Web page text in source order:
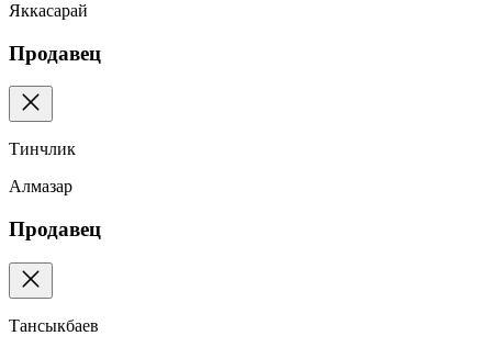
Яккасарай
Продавец
Тинчлик
Алмазар
Продавец
Тансыкбаев